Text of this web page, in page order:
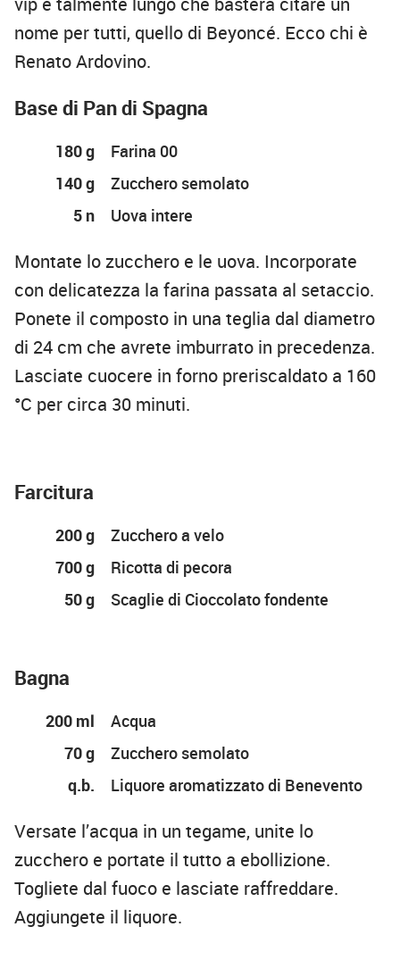
nome per tutti, quello di Beyoncé. Ecco chi è
Renato Ardovino.
Base di Pan di Spagna
180 g
Farina 00
140 g
Zucchero semolato
5 n
Uova intere
Montate lo zucchero e le uova. Incorporate
con delicatezza la farina passata al setaccio.
Ponete il composto in una teglia dal diametro
di 24 cm che avrete imburrato in precedenza.
Lasciate cuocere in forno preriscaldato a 160
°C per circa 30 minuti.
Farcitura
200 g
Zucchero a velo
700 g
Ricotta di pecora
50 g
Scaglie di Cioccolato fondente
Bagna
200 ml
Acqua
70 g
Zucchero semolato
q.b.
Liquore aromatizzato di Benevento
Versate l’acqua in un tegame, unite lo
zucchero e portate il tutto a ebollizione.
Togliete dal fuoco e lasciate raffreddare.
Aggiungete il liquore.